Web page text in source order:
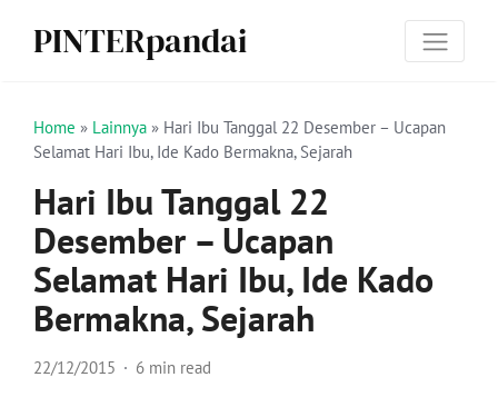
PINTERpandai
Home » Lainnya » Hari Ibu Tanggal 22 Desember – Ucapan
Selamat Hari Ibu, Ide Kado Bermakna, Sejarah
Hari Ibu Tanggal 22
Desember – Ucapan
Selamat Hari Ibu, Ide Kado
Bermakna, Sejarah
22/12/2015 6 min read